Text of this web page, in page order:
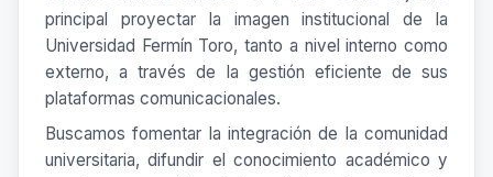
principal proyectar la imagen institucional de la
Universidad Fermín Toro, tanto a nivel interno como
externo, a través de la gestión eficiente de sus
plataformas comunicacionales.
Buscamos fomentar la integración de la comunidad
universitaria, difundir el conocimiento académico y